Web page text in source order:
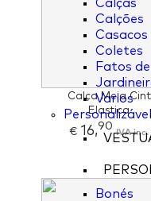
Calças
Calções
Casacos
Coletes
Fatos
Varios
Personalizável
Bonés
Calça Meia Cint
Elastica
€ 16,90 IVA inc.